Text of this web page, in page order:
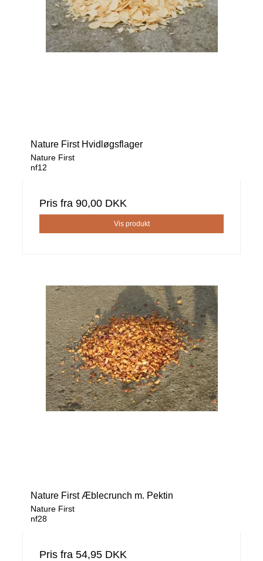
Nature First Hvidløgsflager
Nature First
nf12
Pris fra 90,00 DKK
Vis produkt
Nature First Æblecrunch m. Pektin
Nature First
nf28
Pris fra 54,95 DKK